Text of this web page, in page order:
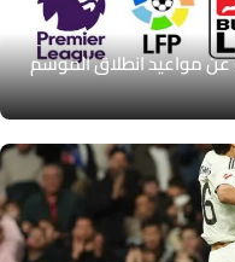
مواعيد انطلاق الموسم